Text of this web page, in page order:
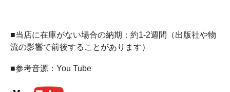
■当店に在庫がない場合の納期：約1-2週間（出版社や物
流の影響で前後することがあります）
■参考音源：You Tube